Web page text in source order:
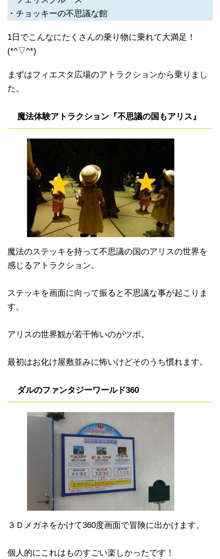
・チョッキーの不思議な館
1日でこんなにたくさんの乗り物に乗れて大満足！
(*^▽^*)
まずはフィエスタ広場のアトラクションから乗りまし
た。
魔法体験アトラクション『不思議の国もアリス』
魔法のステッキを持って不思議の国のアリスの世界を
感じるアトラクション。
ステッキを画面に向って振ると不思議な事が起こりま
す。
アリスの世界観が若干怖いのがツボ。
最初はお化け屋敷並みに怖いけどそのうち慣れます。
ダルのファンタジーワールド360
３Ｄメガネをかけて360度画面で冒険に出かけます。
個人的にこれはものすごい楽しかったです！